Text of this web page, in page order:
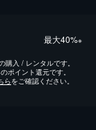
最⼤40%※
入 / レンタルです。
ポイント還元です。
らをご確認ください。